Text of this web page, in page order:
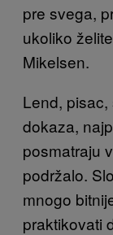
pre svega,
ukoliko
Mikelsen.
Lend,
dokaza,
posmatraju
podržalo.
mnogo
praktikovati